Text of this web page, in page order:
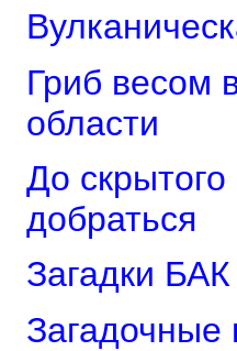
Гриб весом
области
До
добраться
Загадки
Загадочные